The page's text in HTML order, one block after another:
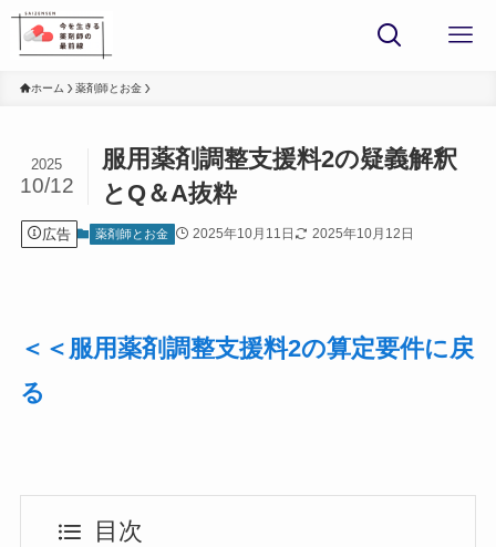
ホーム 薬剤師とお金
服用薬剤調整支援料2の疑義解釈
とQ＆A抜粋
2025
10/12
広告 薬剤師とお金 2025年10月11日 2025年10月12日
＜＜服用薬剤調整支援料2の算定要件に戻
る
目次